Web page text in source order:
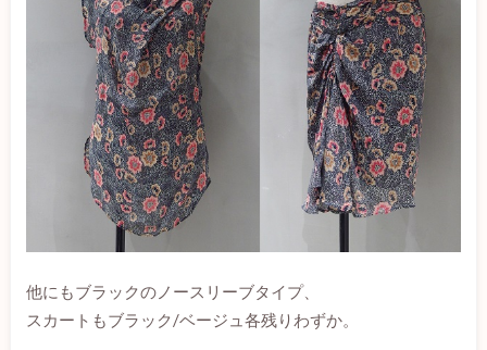
他にもブラックのノースリーブタイプ、
スカートもブラック/ベージュ各残りわずか。